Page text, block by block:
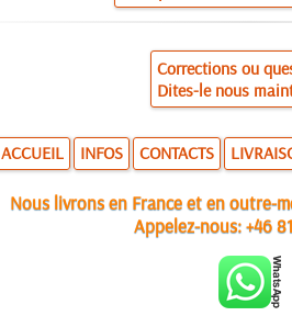
Corrections ou
Dites-le nous
ACCUEIL INFOS CONTACTS
Nous livrons en France et en outre-
Appelez-nous:+46